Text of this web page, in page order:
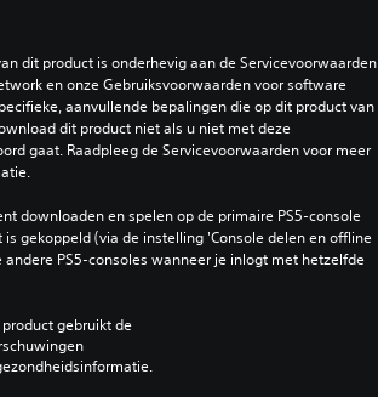
dit product is onderhevig aan de Servicevoorwaarden
en onze Gebruiksvoorwaarden voor software
aanvullende bepalingen die op dit product van
dit product niet als u niet met deze
gaat. Raadpleeg de Servicevoorwaarden voor meer
downloaden en spelen op de primaire PS5-console
is gekoppeld (via de instelling 'Console delen en offline
andere PS5-consoles wanneer je inlogt met hetzelfde
gebruikt de